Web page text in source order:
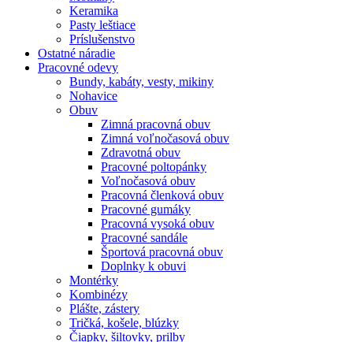
Keramika
Pasty leštiace
Príslušenstvo
Ostatné náradie
Pracovné odevy
Bundy, kabáty, vesty, mikiny
Nohavice
Obuv
Zimná pracovná obuv
Zimná voľnočasová obuv
Zdravotná obuv
Pracovné poltopánky
Voľnočasová obuv
Pracovná členková obuv
Pracovné gumáky
Pracovná vysoká obuv
Pracovné sandále
Športová pracovná obuv
Doplnky k obuvi
Montérky
Kombinézy
Plášte, zástery
Tričká, košele, blúzky
Čiapky, šiltovky, prilby